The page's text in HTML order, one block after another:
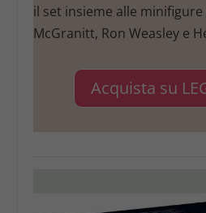
il set insieme alle
McGranitt, Ron Weasley e
Acquista su